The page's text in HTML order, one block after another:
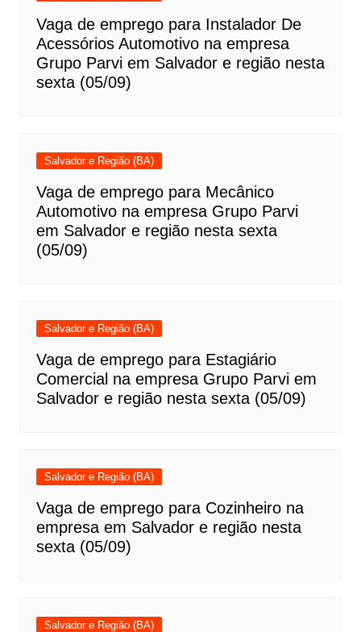
Vaga de emprego para Instalador De
Acessórios Automotivo na empresa
Grupo Parvi em Salvador e região nesta
sexta (05/09)
Salvador e Região (BA)
Vaga de emprego para Mecânico
Automotivo na empresa Grupo Parvi
em Salvador e região nesta sexta
(05/09)
Salvador e Região (BA)
Vaga de emprego para Estagiário
Comercial na empresa Grupo Parvi em
Salvador e região nesta sexta (05/09)
Salvador e Região (BA)
Vaga de emprego para Cozinheiro na
empresa em Salvador e região nesta
sexta (05/09)
Salvador e Região (BA)